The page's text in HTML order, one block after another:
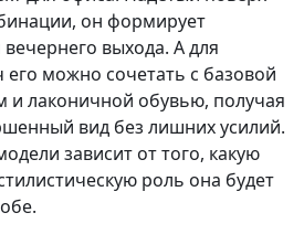
он формирует
выхода. А для
его можно сочетать с базовой
и лаконичной обувью, получая
вид без лишних усилий.
зависит от того, какую
роль она будет